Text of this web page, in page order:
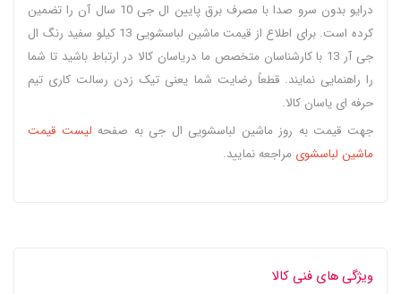
درایو بدون سرو صدا با مصرف برق پایین ال جی 10 سال آن را تضمین
کرده است. برای اطلاع از قیمت ماشین لباسشویی 13 کیلو سفید رنگ ال
جی آر 13 با کارشناسان متخصص ما دریاسان کالا در ارتباط باشید تا شما
را راهنمایی نمایند. قطعاً رضایت شما یعنی تیک زدن رسالت کاری تیم
حرفه ای یاسان کالا.
جهت قیمت به روز ماشین لباسشویی ال جی به صفحه لیست قیمت
ماشین لباسشوی مراجعه نمایید.
ویژگی های فنی کالا